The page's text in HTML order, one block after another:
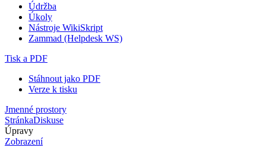
Údržba
Úkoly
Nástroje WikiSkript
Zammad (Helpdesk WS)
Tisk a PDF
Stáhnout jako PDF
Verze k tisku
Jmenné prostory
StránkaDiskuse
Úpravy
Zobrazení